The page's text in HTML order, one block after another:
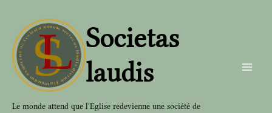
contenu
Societas
laudis
Le monde attend que l'Eglise redevienne une société de